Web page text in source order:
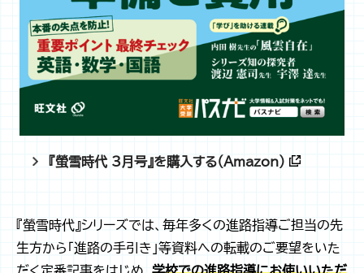
『螢雪時代 3月号』を購入する（Amazon）
『螢雪時代』シリーズでは、毎年多くの進路指導ご担当の先
生方から「進路の手引き」等資料への転載のご要望をいた
だく定番記事をはじめ、 学校での進路指導にお使いいただ